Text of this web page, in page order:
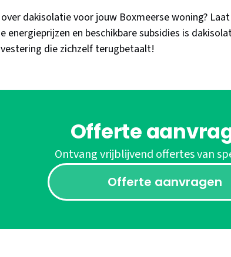
dakisolatie voor jouw Boxmeerse woning?
energieprijzen en beschikbare subsidies is
die zichzelf terugbetaalt!
Offerte
Ontvang vrijblijvend offertes van
Offerte aanvragen